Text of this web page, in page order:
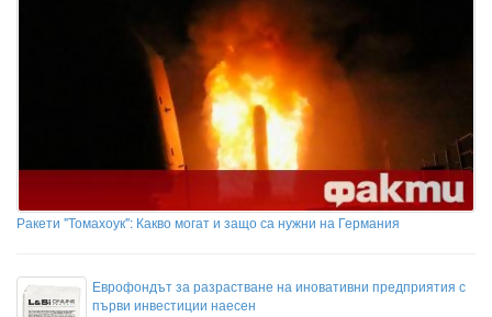
Ракети "Томахоук": Какво могат и защо са нужни на Германия
Еврофондът за разрастване на иновативни предприятия с
първи инвестиции наесен